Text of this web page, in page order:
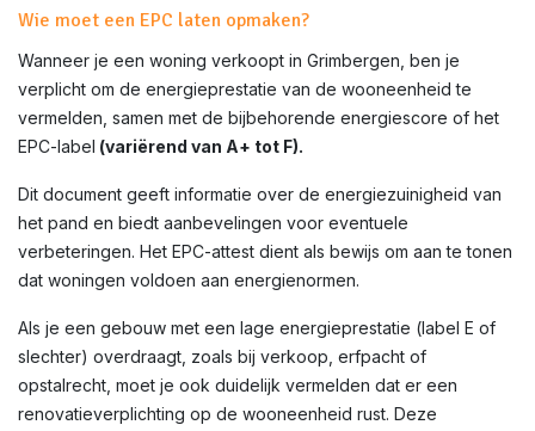
Wie moet een EPC laten opmaken?
Wanneer je een woning verkoopt in Grimbergen , ben je
verplicht om de energieprestatie van de wooneenheid te
vermelden, samen met de bijbehorende energiescore of het
EPC-label (variërend van A+ tot F).
Dit document geeft informatie over de energiezuinigheid van
het pand en biedt aanbevelingen voor eventuele
verbeteringen. Het EPC-attest dient als bewijs om aan te tonen
dat woningen voldoen aan energienormen.
Als je een gebouw met een lage energieprestatie (label E of
slechter) overdraagt, zoals bij verkoop, erfpacht of
opstalrecht, moet je ook duidelijk vermelden dat er een
renovatieverplichting op de wooneenheid rust. Deze